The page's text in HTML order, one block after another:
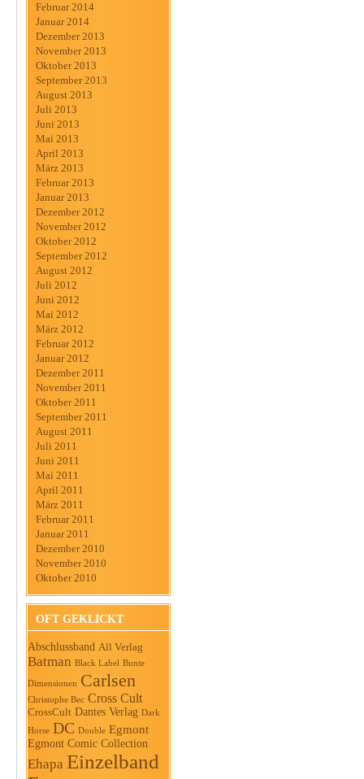
Februar 2014
Januar 2014
Dezember 2013
November 2013
Oktober 2013
September 2013
August 2013
Juli 2013
Juni 2013
Mai 2013
April 2013
März 2013
Februar 2013
Januar 2013
Dezember 2012
November 2012
Oktober 2012
September 2012
August 2012
Juli 2012
Juni 2012
Mai 2012
März 2012
Februar 2012
Januar 2012
Dezember 2011
November 2011
Oktober 2011
September 2011
August 2011
Juli 2011
Juni 2011
Mai 2011
April 2011
März 2011
Februar 2011
Januar 2011
Dezember 2010
November 2010
Oktober 2010
OFT GEKLICKT
Abschlussband All Verlag
Batman Black Label Bunte
Dimensionen Carlsen
Christophe Bec Cross Cult
CrossCult Dantes Verlag Dark
Horse DC Double Egmont
Egmont Comic Collection
Ehapa Einzelband